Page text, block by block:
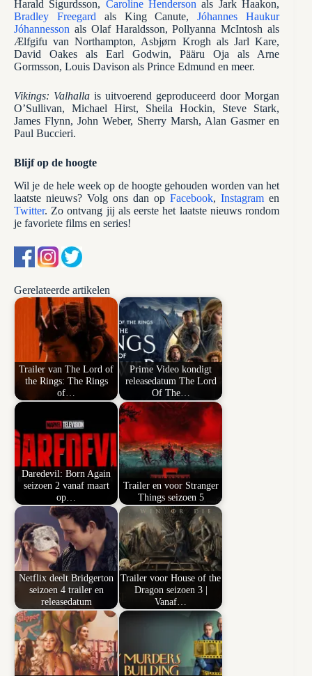
Harald Sigurdsson, Caroline Henderson als Jark Haakon,
Bradley Freegard als King Canute,Jóhannes Haukur
Jóhannesson als Olaf Haraldsson, Pollyanna McIntosh als
Ælfgifu van Northampton, Asbjørn Krogh als Jarl Kare,
David Oakes als Earl Godwin, Pääru Oja als Arne
Gormsson, Louis Davison als Prince Edmund en meer.
Vikings: Valhalla is uitvoerend geproduceerd door Morgan
O’Sullivan, Michael Hirst, Sheila Hockin, Steve Stark,
James Flynn, John Weber, Sherry Marsh, Alan Gasmer en
Paul Buccieri.
Blijf op de hoogte
Wil je de hele week op de hoogte gehouden worden van het
laatste nieuws? Volg ons dan opFacebook,Instagramen
Twitter. Zo ontvang jij als eerste het laatste nieuws rondom
je favoriete films en series!
Gerelateerde artikelen
Trailer van The Lord of
the Rings: The Rings
of…
Prime Video kondigt
releasedatum The Lord
Of The…
Daredevil: Born Again
seizoen 2 vanaf maart
op…
Trailer en voor Stranger
Things seizoen 5
Netflix deelt Bridgerton
seizoen 4 trailer en
releasedatum
Trailer voor House of the
Dragon seizoen 3 |
Vanaf…